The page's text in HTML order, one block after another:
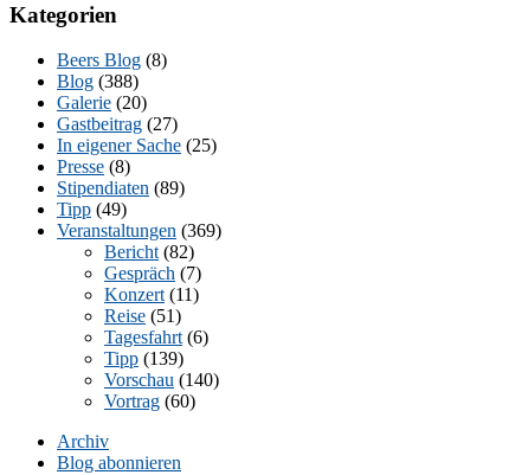
Kategorien
Beers Blog (8)
Blog (388)
Galerie (20)
Gastbeitrag (27)
In eigener Sache (25)
Presse (8)
Stipendiaten (89)
Tipp (49)
Veranstaltungen (369)
Bericht (82)
Gespräch (7)
Konzert (11)
Reise (51)
Tagesfahrt (6)
Tipp (139)
Vorschau (140)
Vortrag (60)
Archiv
Blog abonnieren